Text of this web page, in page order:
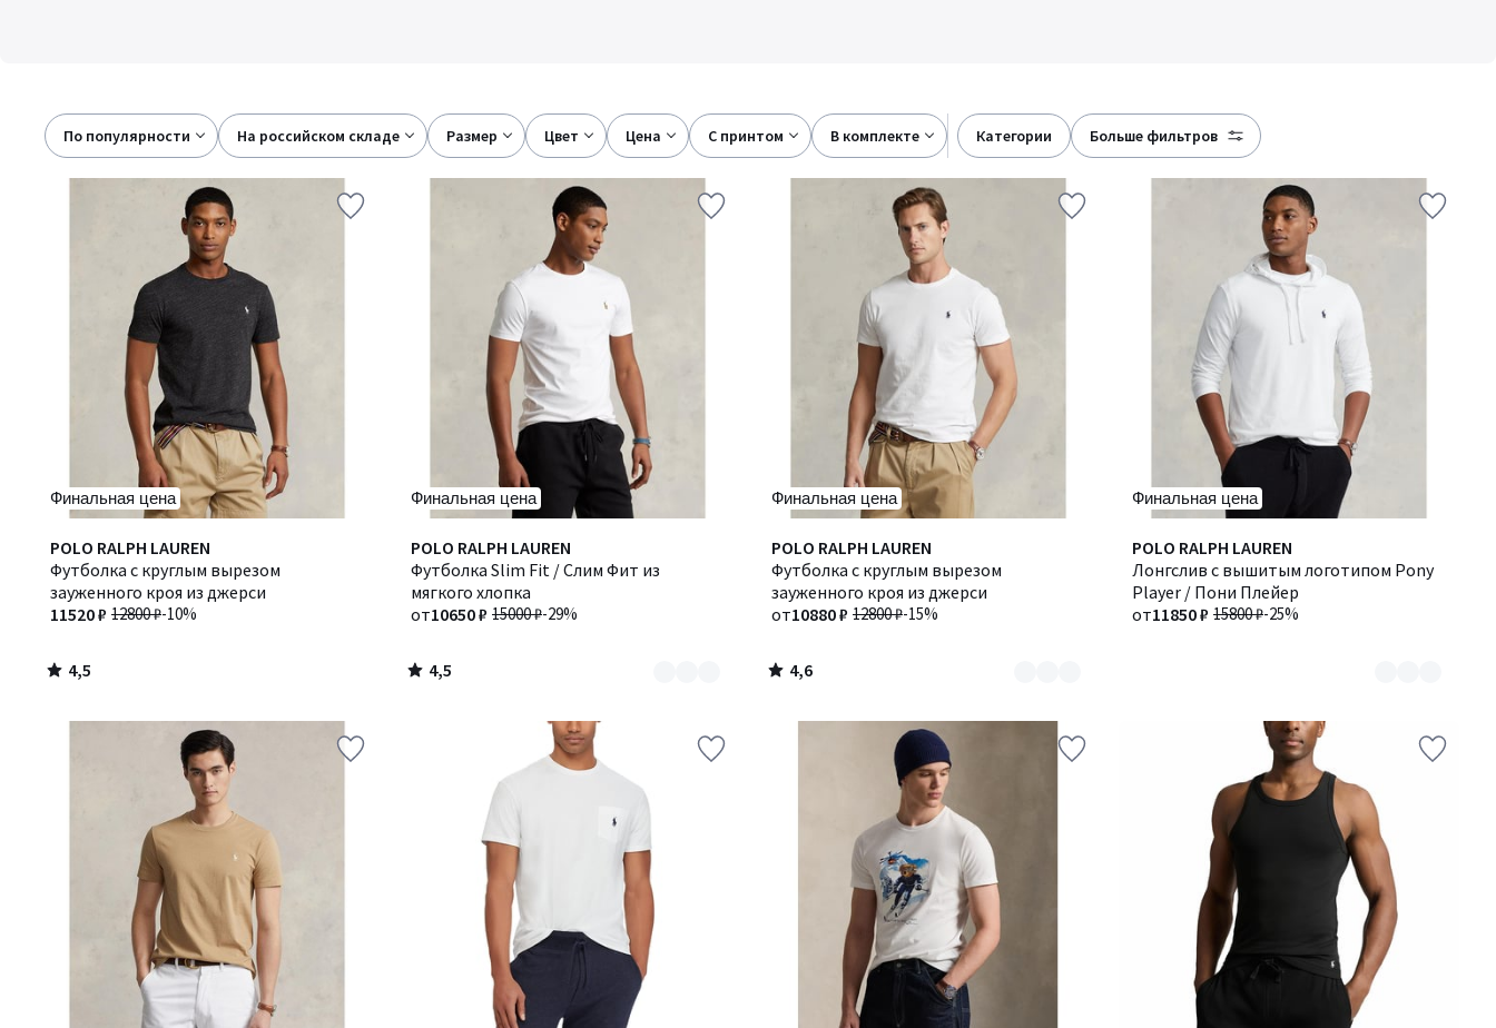
По популярности на российском складе размер цвет цена с принтом в комплекте категории больше фильтров
Финальная цена
POLO RALPH LAUREN
Футболка с круглым вырезом
зауженного кроя из джерси
12800 ₽-10%
11520 ₽
4,5
/ 5
4,5
/
Финальная цена
POLO RALPH LAUREN
Футболка Slim Fit / Слим Фит из
мягкого хлопка
15000 ₽-29%
от10650 ₽
4,5
/ 5
Количество
цветов:
4
4,5
/
Финальная цена
POLO RALPH LAUREN
Футболка с круглым вырезом
зауженного кроя из джерси
12800 ₽-15%
от10880 ₽
4,6
/ 5
Количество
цветов:
3
4,6
/
Финальная цена
POLO RALPH LAUREN
Лонгслив с вышитым логотипом Pony
Player / Пони Плейер
15800 ₽-25%
от11850 ₽
Количество
цветов:
3